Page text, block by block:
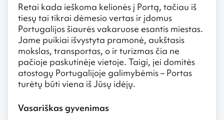
Retai kada ieškoma kelionės į Portą, tačiau iš
tiesų tai tikrai dėmesio vertas ir įdomus
Portugalijos šiaurės vakaruose esantis miestas.
Jame puikiai išvystyta pramonė, aukštasis
mokslas, transportas, o ir turizmas čia ne
pačioje paskutinėje vietoje. Taigi, jei domitės
atostogų Portugalijoje galimybėmis – Portas
turėtų būti viena iš Jūsų idėjų.
Vasariškas gyvenimas